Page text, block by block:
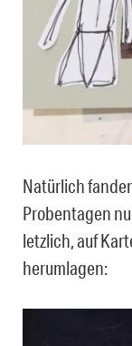
Natürlich
Probentagen
letzlich, auf
herumlagen: